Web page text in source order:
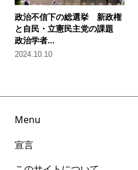
政治不信下の総選挙 新政権
と自民・立憲民主党の課題
政治学者...
2024.10.10
Menu
宣言